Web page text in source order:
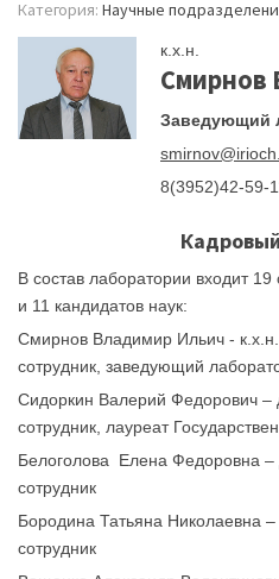
Категория: Научные
к.х.н.
Смирнов
Заведующий
8(3952)42-59-
В состав лаборатории входит 19
и 11 кандидатов наук:
Смирнов Владимир Ильич -
сотрудник, заведующий
Сидоркин Валерий Федорович –
сотрудник, лауреат
Белоголова Елена Федоровна –
сотрудник
Бородина Татьяна Николаевна
сотрудник